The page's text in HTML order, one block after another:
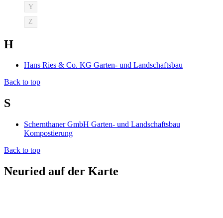
Y
Z
H
Hans Ries & Co. KG Garten- und Landschaftsbau
Back to top
S
Schernthaner GmbH Garten- und Landschaftsbau
Kompostierung
Back to top
Neuried auf der Karte